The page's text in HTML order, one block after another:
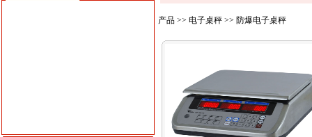
产品 >> 电子桌秤 >> 防爆电子桌秤